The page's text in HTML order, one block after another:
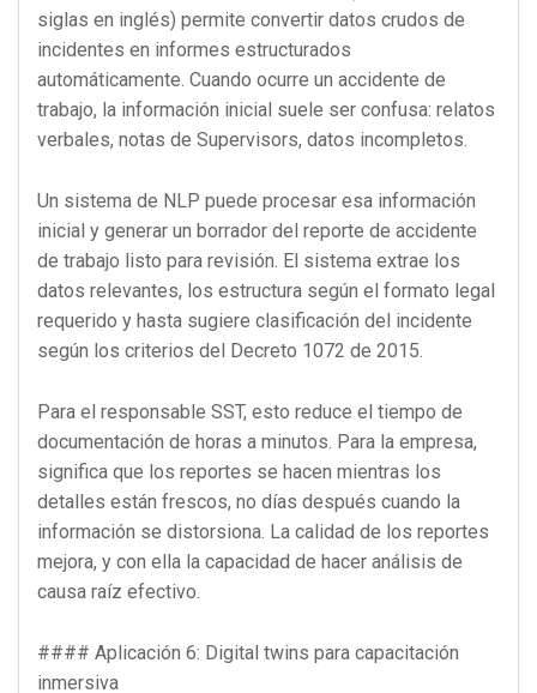
siglas en inglés) permite convertir datos crudos de
incidentes en informes estructurados
automáticamente. Cuando ocurre un accidente de
trabajo, la información inicial suele ser confusa: relatos
verbales, notas de Supervisors, datos incompletos.
Un sistema de NLP puede procesar esa información
inicial y generar un borrador del reporte de accidente
de trabajo listo para revisión. El sistema extrae los
datos relevantes, los estructura según el formato legal
requerido y hasta sugiere clasificación del incidente
según los criterios del Decreto 1072 de 2015.
Para el responsable SST, esto reduce el tiempo de
documentación de horas a minutos. Para la empresa,
significa que los reportes se hacen mientras los
detalles están frescos, no días después cuando la
información se distorsiona. La calidad de los reportes
mejora, y con ella la capacidad de hacer análisis de
causa raíz efectivo.
#### Aplicación 6: Digital twins para capacitación
inmersiva